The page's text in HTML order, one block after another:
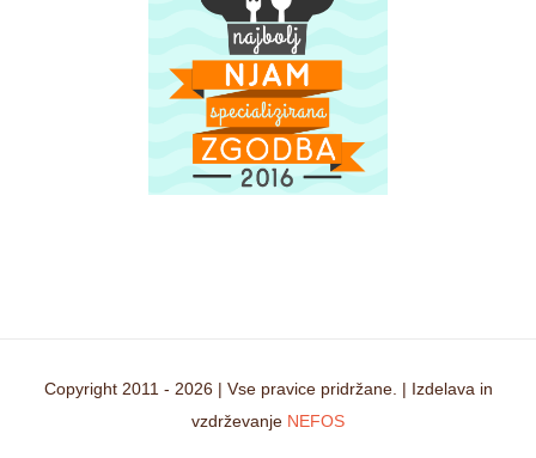
Copyright 2011 - 2026 | Vse pravice pridržane. | Izdelava in
vzdrževanje NEFOS